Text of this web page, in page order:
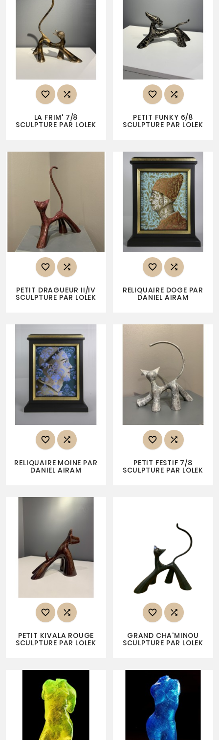
 
LA FRIM' 7/8
SCULPTURE PAR LOLEK
 
PETIT FUNKY 6/8
SCULPTURE PAR LOLEK
 
PETIT DRAGUEUR II/IV
SCULPTURE PAR LOLEK
 
RELIQUAIRE DOGE PAR
DANIEL AIRAM
 
RELIQUAIRE MOINE PAR
DANIEL AIRAM
 
PETIT FESTIF 7/8
SCULPTURE PAR LOLEK
 
PETIT KIVALA ROUGE
SCULPTURE PAR LOLEK
 
GRAND CHA'MINOU
SCULPTURE PAR LOLEK